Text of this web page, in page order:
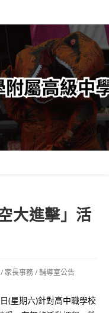
大進擊」活
/ 家長事務/輔導室公告
(星期六)針對高中職學校